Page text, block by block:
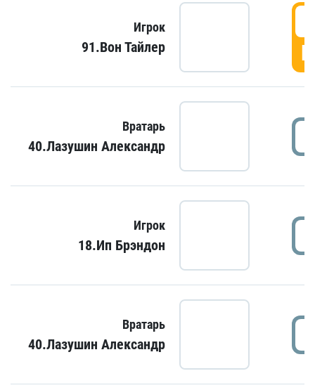
Игрок
91.Вон Тайлер
Вратарь
40.Лазушин Александр
Игрок
18.Ип Брэндон
Вратарь
40.Лазушин Александр